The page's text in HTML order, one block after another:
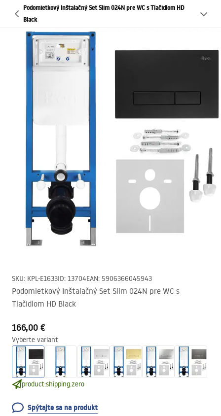
Podomietkový Inštalačný Set Slim 024N pre WC s Tlačidlom HD
Black
SKU: KPL-E1633ID: 13704EAN: 5906366045943
Podomietkový Inštalačný Set Slim 024N pre WC s
Tlačidlom HD Black
166,00 €
Vyberte variant
product:shipping.zero
Spýtajte sa na produkt